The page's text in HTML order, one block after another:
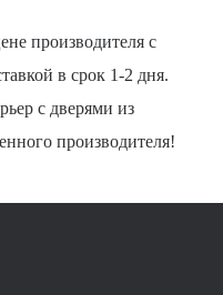
производителя с
в срок 1-2 дня.
с дверями из
производителя!